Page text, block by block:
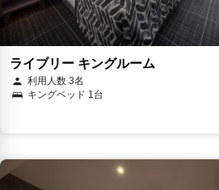
ライブリー キングルーム
利用人数 3名
キングベッド 1台